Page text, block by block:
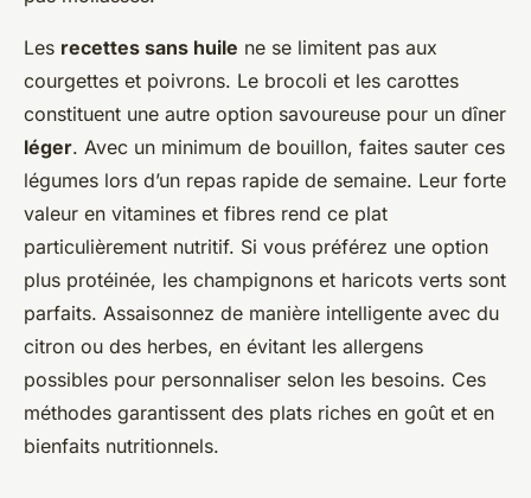
Les recettes sans huile ne se limitent pas aux
courgettes et poivrons. Le brocoli et les carottes
constituent une autre option savoureuse pour un dîner
léger. Avec un minimum de bouillon, faites sauter ces
légumes lors d’un repas rapide de semaine. Leur forte
valeur en vitamines et fibres rend ce plat
particulièrement nutritif. Si vous préférez une option
plus protéinée, les champignons et haricots verts sont
parfaits. Assaisonnez de manière intelligente avec du
citron ou des herbes, en évitant les allergens
possibles pour personnaliser selon les besoins. Ces
méthodes garantissent des plats riches en goût et en
bienfaits nutritionnels.